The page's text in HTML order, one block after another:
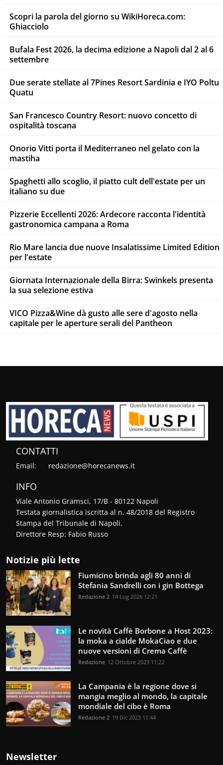
Scopri la parola del giorno su WikiHoreca.com:
Ghiacciolo
Bufala Fest 2026, la decima edizione a Napoli dal 2 al 6
settembre
Due serate stellate al 7Pines Resort Sardinia e IYO Poltu
Quatu
San Francesco Country Resort: nuovo concetto di
ospitalità toscana
Onorio Vitti porta il Mediterraneo nel gelato con la
mastiha
Spaghetti allo scoglio, il piatto cult dell'estate per un
italiano su due
Pizzerie Eccellenti 2026: Ardecore racconta l'identità
gastronomica campana a Roma
Rio Mare lancia due nuove Insalatissime Limited Edition
per l'estate
Giornata Internazionale della Birra: Swinkels presenta
la sua selezione estiva
VICO Pizza&Wine dà gusto alle sere d'agosto nella
capitale per le aperture serali del Pantheon
CONTATTI
Email: redazione@horecanews.it
INFO
Viale Antonio Gramsci, 17/B - 80122 Napoli
Testata giornalistica iscritta al n. 48/2018 del Registro
Stampa del Tribunale di Napoli.
Direttore Resp: Fabio Russo
Notizie più lette
Fiumicino brinda agli 80 anni di
Stefania Sandrelli con i gin Bottega
Redazione 2 14 Lug 2026 12:21
Le novità Caffè Borbone a Host 2023:
la moka a cialde MokaCiao e due
nuove versioni di Crema Caffè
Redazione 12 Ottobre 2023 11:22
La Campania è la regione dove si
mangia meglio al mondo, la capitale
mondiale del cibo è Roma
Redazione 2 19 Dic 2023 11:44
Newsletter